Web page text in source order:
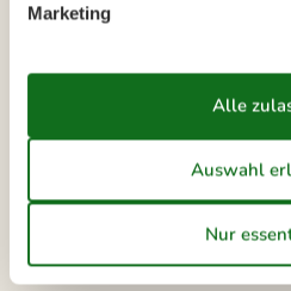
Die neusten
Vermietung von Ferienhäuser
Marketing